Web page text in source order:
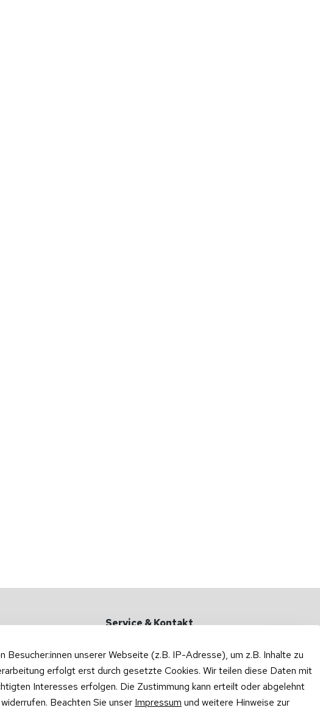
unserer Webseite (z.B. IP-Adresse), um z.B. Inhalte zu
erfolgt erst durch gesetzte Cookies. Wir teilen diese Daten mit
Interesses erfolgen. Die Zustimmung kann erteilt oder abgelehnt
Beachten Sie unser Impressum und weitere Hinweise zur
Service & Kontakt
Zum Kontaktformular
Rufen Sie uns an oder schreiben Sie
per WhatsApp: